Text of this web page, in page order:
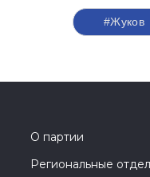
#Жуков
О партии
Региональные